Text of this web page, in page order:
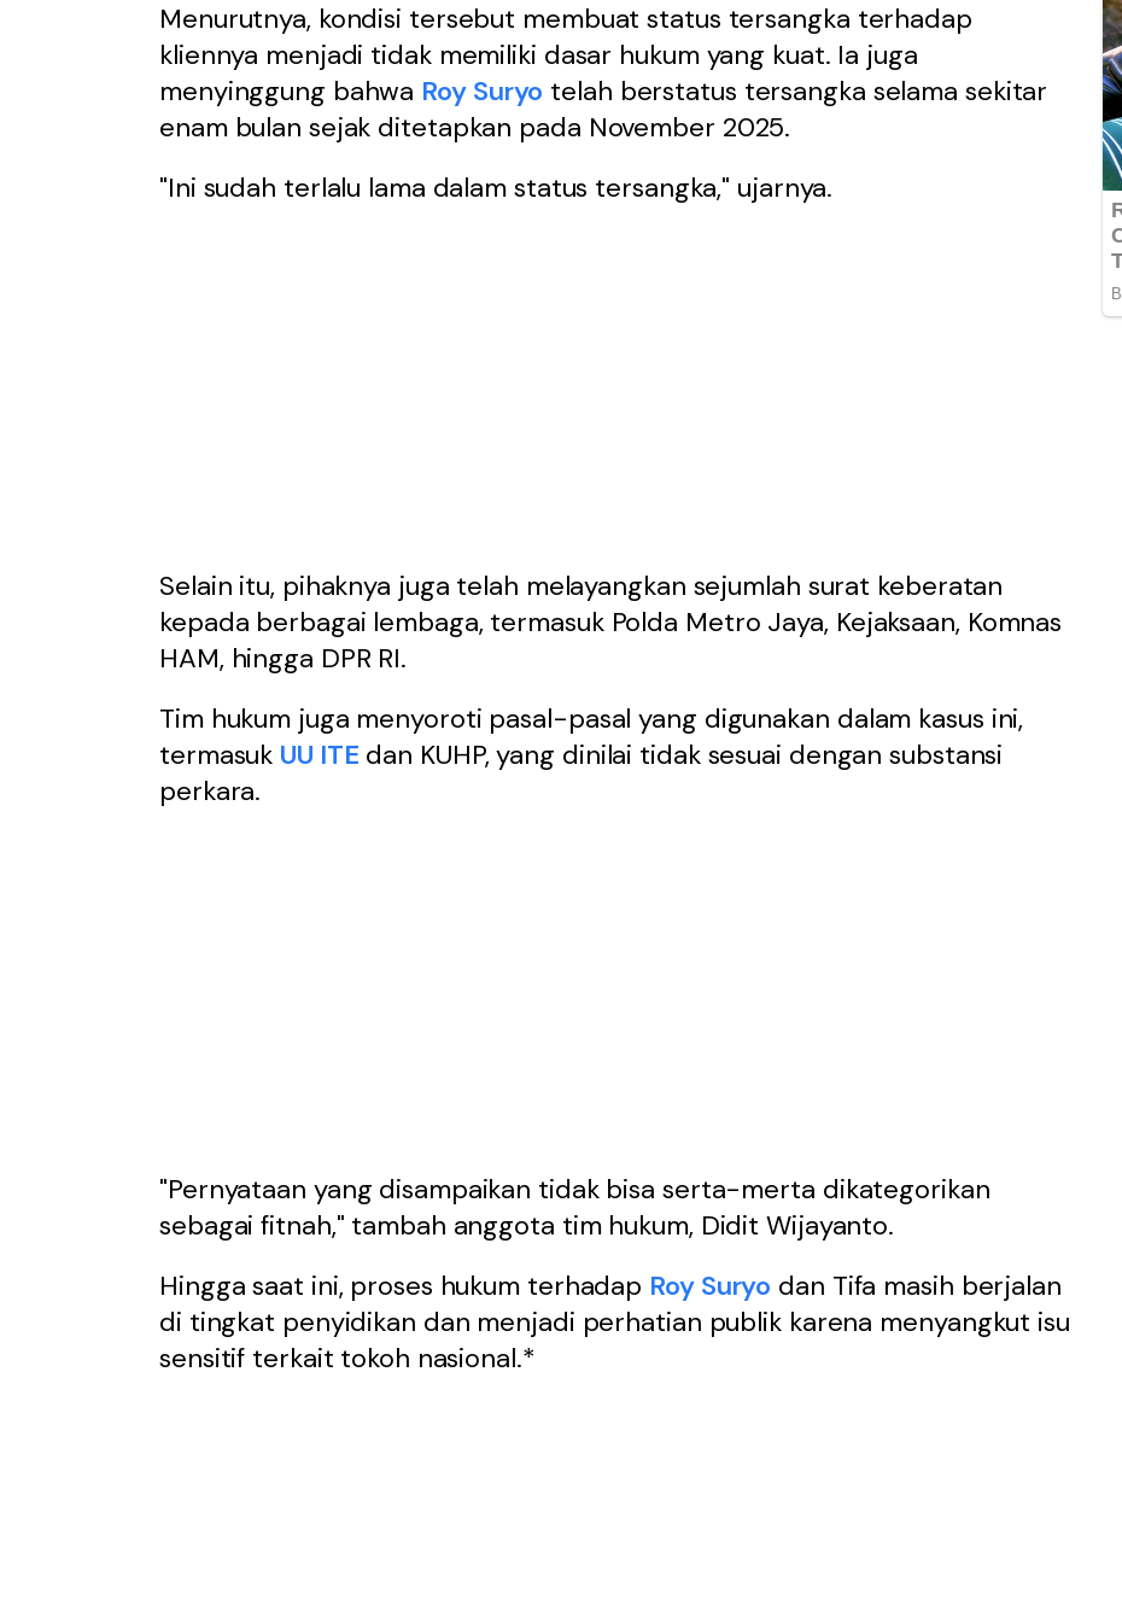
Menurutnya, kondisi tersebut membuat status tersangka terhadap
kliennya menjadi tidak memiliki dasar hukum yang kuat. Ia juga
menyinggung bahwa Roy Suryo telah berstatus tersangka selama sekitar
enam bulan sejak ditetapkan pada November 2025.
"Ini sudah terlalu lama dalam status tersangka," ujarnya.
Selain itu, pihaknya juga telah melayangkan sejumlah surat keberatan
kepada berbagai lembaga, termasuk Polda Metro Jaya, Kejaksaan, Komnas
HAM, hingga DPR RI.
Tim hukum juga menyoroti pasal-pasal yang digunakan dalam kasus ini,
termasuk UU ITE dan KUHP, yang dinilai tidak sesuai dengan substansi
perkara.
"Pernyataan yang disampaikan tidak bisa serta-merta dikategorikan
sebagai fitnah," tambah anggota tim hukum, Didit Wijayanto.
Hingga saat ini, proses hukum terhadap Roy Suryo dan Tifa masih berjalan
di tingkat penyidikan dan menjadi perhatian publik karena menyangkut isu
sensitif terkait tokoh nasional.*